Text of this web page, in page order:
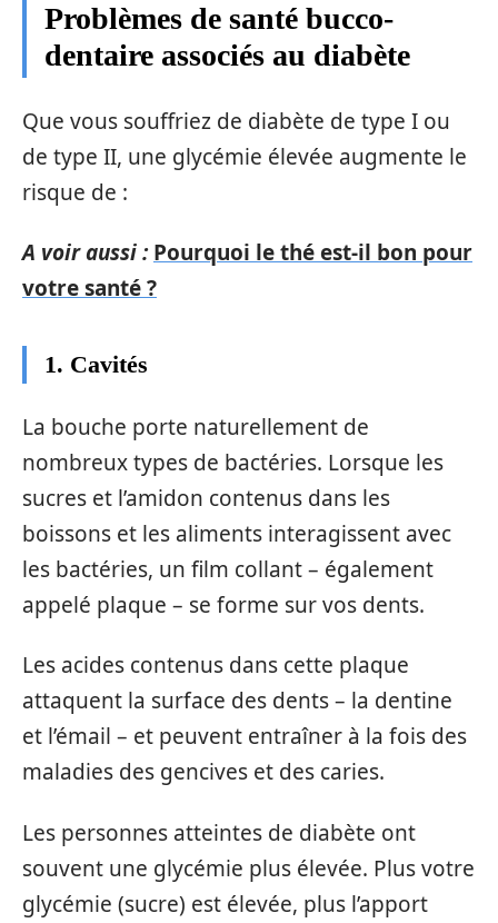
Problèmes de santé bucco-
dentaire associés au diabète
Que vous souffriez de diabète de type I ou
de type II, une glycémie élevée augmente le
risque de :
A voir aussi : Pourquoi le thé est-il bon pour
votre santé ?
1. Cavités
La bouche porte naturellement de
nombreux types de bactéries. Lorsque les
sucres et l’amidon contenus dans les
boissons et les aliments interagissent avec
les bactéries, un film collant – également
appelé plaque – se forme sur vos dents.
Les acides contenus dans cette plaque
attaquent la surface des dents – la dentine
et l’émail – et peuvent entraîner à la fois des
maladies des gencives et des caries.
Les personnes atteintes de diabète ont
souvent une glycémie plus élevée. Plus votre
glycémie (sucre) est élevée, plus l’apport